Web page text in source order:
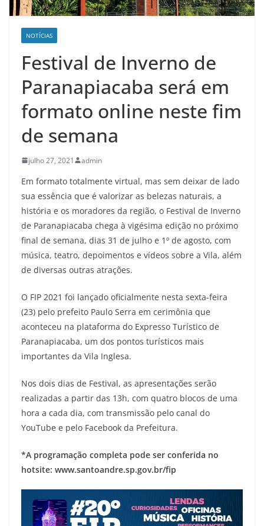
NOTÍCIAS
Festival de Inverno de
Paranapiacaba será em
formato online neste fim
de semana
julho 27, 2021 admin
Em formato totalmente virtual, mas sem deixar de lado
sua essência que é valorizar as belezas naturais, a
história e os moradores da região, o Festival de Inverno
de Paranapiacaba chega à vigésima edição no próximo
final de semana, dias 31 de julho e 1º de agosto, com
música, teatro, depoimentos e vídeos sobre a Vila, além
de diversas outras atrações.
O FIP 2021 foi lançado oficialmente nesta sexta-feira
(23) pelo prefeito Paulo Serra em cerimônia que
aconteceu na plataforma do Expresso Turístico de
Paranapiacaba, um dos pontos turísticos mais
importantes da Vila Inglesa.
Nos dois dias de Festival, as apresentações serão
realizadas a partir das 13h, com quatro blocos de uma
hora a cada dia, com transmissão pelo canal do
YouTube e pelo Facebook da Prefeitura.
*A programação completa pode ser conferida no
hotsite: www.santoandre.sp.gov.br/fip